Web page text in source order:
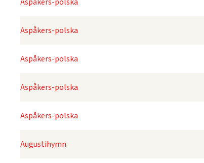
Aspåkers-polska
Aspåkers-polska
Aspåkers-polska
Aspåkers-polska
Augustihymn